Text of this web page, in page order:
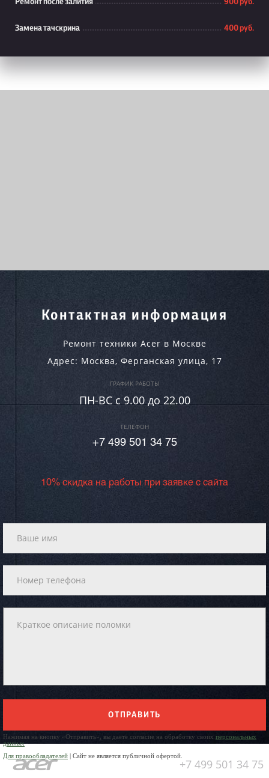
Ремонт после залития 900 руб.
Замена тачскрина 400 руб.
Контактная информация
Ремонт техники Acer в Москве
Адрес: Москва, Ферганская улица, 17
ГРАФИК РАБОТЫ
ПН-ВC c 9.00 до 22.00
ТЕЛЕФОН
+7 499 501 34 75
10% скидка на работы при заявке с сайта
ОТПРАВИТЬ
Нажимая на кнопку «Отправить», вы даете согласие на обработку своих персональных
данных
Для правообладателей | Сайт не является публичной офертой.
+7 499 501 34 75